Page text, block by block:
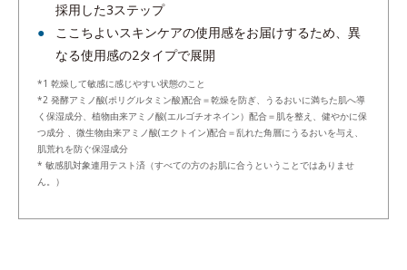
採用した3ステップ
ここちよいスキンケアの使用感をお届けするため、異
なる使用感の2タイプで展開
*1 乾燥して敏感に感じやすい状態のこと
*2 発酵アミノ酸(ポリグルタミン酸)配合＝乾燥を防ぎ、うるおいに満ちた肌へ導
く保湿成分、植物由来アミノ酸(エルゴチオネイン）配合＝肌を整え、健やかに保
つ成分 、微生物由来アミノ酸(エクトイン)配合＝乱れた角層にうるおいを与え、
肌荒れを防ぐ保湿成分
* 敏感肌対象連用テスト済（すべての方のお肌に合うということではありませ
ん。）